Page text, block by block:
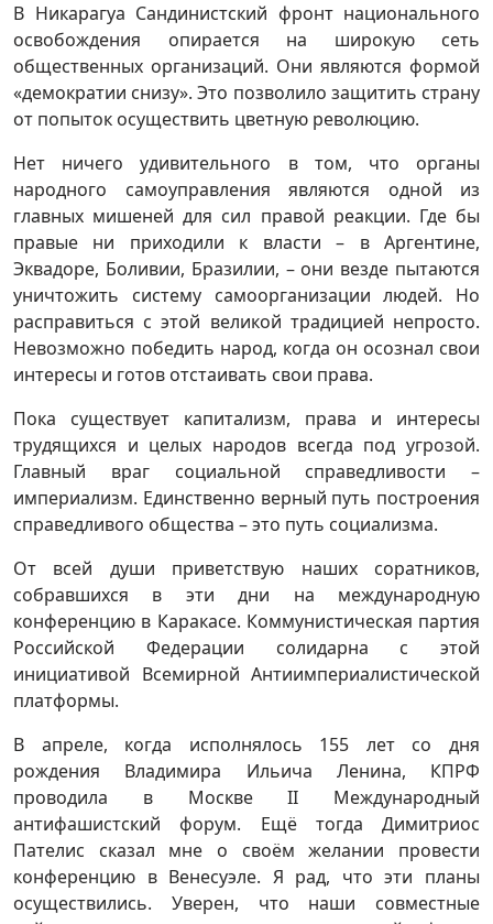
В Никарагуа Сандинистский фронт национального
освобождения опирается на широкую сеть
общественных организаций. Они являются формой
«демократии снизу». Это позволило защитить страну
от попыток осуществить цветную революцию.
Нет ничего удивительного в том, что органы
народного самоуправления являются одной из
главных мишеней для сил правой реакции. Где бы
правые ни приходили к власти – в Аргентине,
Эквадоре, Боливии, Бразилии, – они везде пытаются
уничтожить систему самоорганизации людей. Но
расправиться с этой великой традицией непросто.
Невозможно победить народ, когда он осознал свои
интересы и готов отстаивать свои права.
Пока существует капитализм, права и интересы
трудящихся и целых народов всегда под угрозой.
Главный враг социальной справедливости –
империализм. Единственно верный путь построения
справедливого общества – это путь социализма.
От всей души приветствую наших соратников,
собравшихся в эти дни на международную
конференцию в Каракасе. Коммунистическая партия
Российской Федерации солидарна с этой
инициативой Всемирной Антиимпериалистической
платформы.
В апреле, когда исполнялось 155 лет со дня
рождения Владимира Ильича Ленина, КПРФ
проводила в Москве II Международный
антифашистский форум. Ещё тогда Димитриос
Пателис сказал мне о своём желании провести
конференцию в Венесуэле. Я рад, что эти планы
осуществились. Уверен, что наши совместные